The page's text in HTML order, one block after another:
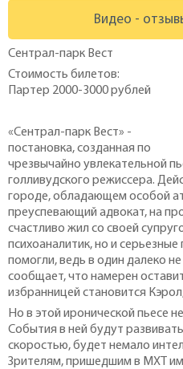
Видео -
Сентрал-парк Вест
Стоимость билетов:
Партер 2000-3000 рублей
«Сентрал-парк Вест» -
постановка, созданная по
чрезвычайно увлекательной
голливудского режиссера.
городе, обладающем особой
преуспевающий адвокат, на
счастливо жил со своей
психоаналитик, но и
помогли, ведь в один далеко
сообщает, что намерен
избранницей становится
Но в этой иронической пьесе
События в ней будут
скоростью, будет немало
Зрителям, пришедшим в МХТ